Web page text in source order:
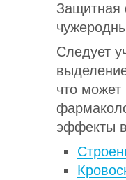
Защитная
Следует
что
эффекты